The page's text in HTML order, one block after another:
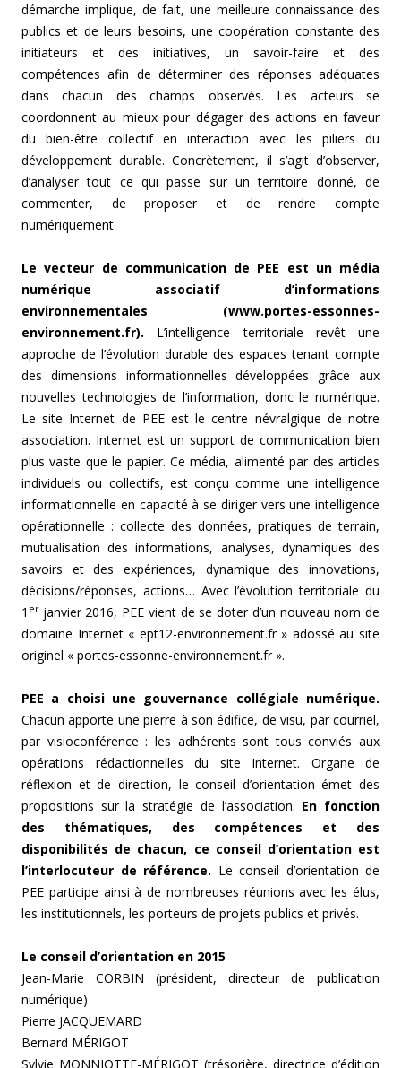
démarche implique, de fait, une meilleure connaissance des
publics et de leurs besoins, une coopération constante des
initiateurs et des initiatives, un savoir-faire et des
compétences afin de déterminer des réponses adéquates
dans chacun des champs observés. Les acteurs se
coordonnent au mieux pour dégager des actions en faveur
du bien-être collectif en interaction avec les piliers du
développement durable. Concrètement, il s’agit d’observer,
d’analyser tout ce qui passe sur un territoire donné, de
commenter, de proposer et de rendre compte
numériquement.
Le vecteur de communication de PEE est un média
numérique associatif d’informations
environnementales (www.portes-essonnes-
environnement.fr). L’intelligence territoriale revêt une
approche de l’évolution durable des espaces tenant compte
des dimensions informationnelles développées grâce aux
nouvelles technologies de l’information, donc le numérique.
Le site Internet de PEE est le centre névralgique de notre
association. Internet est un support de communication bien
plus vaste que le papier. Ce média, alimenté par des articles
individuels ou collectifs, est conçu comme une intelligence
informationnelle en capacité à se diriger vers une intelligence
opérationnelle : collecte des données, pratiques de terrain,
mutualisation des informations, analyses, dynamiques des
savoirs et des expériences, dynamique des innovations,
décisions/réponses, actions… Avec l’évolution territoriale du
1 erjanvier 2016, PEE vient de se doter d’un nouveau nom de
domaine Internet « ept12-environnement.fr » adossé au site
originel « portes-essonne-environnement.fr ».
PEE a choisi une gouvernance collégiale numérique.
Chacun apporte une pierre à son édifice, de visu, par courriel,
par visioconférence : les adhérents sont tous conviés aux
opérations rédactionnelles du site Internet. Organe de
réflexion et de direction, le conseil d’orientation émet des
propositions sur la stratégie de l’association. En fonction
des thématiques, des compétences et des
disponibilités de chacun, ce conseil d’orientation est
l’interlocuteur de référence. Le conseil d’orientation de
PEE participe ainsi à de nombreuses réunions avec les élus,
les institutionnels, les porteurs de projets publics et privés.
Le conseil d’orientation en 2015
Jean-Marie CORBIN (président, directeur de publication
numérique)
Pierre JACQUEMARD
Bernard MÉRIGOT
Sylvie MONNIOTTE-MÉRIGOT (trésorière, directrice d’édition